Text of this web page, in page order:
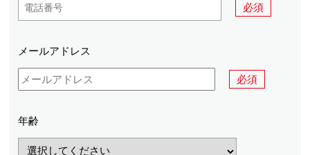
必須
メールアドレス
必須
年齢